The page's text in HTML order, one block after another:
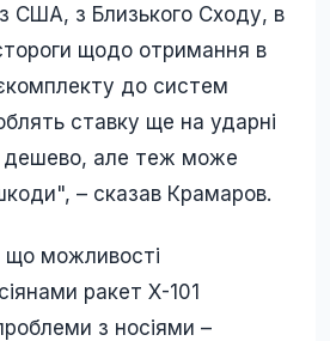
США, з Близького Сходу, в
щодо отримання в
до систем
ставку ще на ударні
дешево, але теж може
– сказав Крамаров.
що можливості
ракет Х-101
з носіями –